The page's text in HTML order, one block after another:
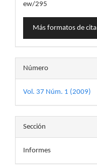
ew/295
Más formatos de cita
Número
Vol. 37 Núm. 1 (2009)
Sección
Informes